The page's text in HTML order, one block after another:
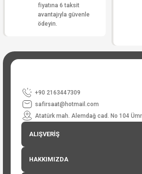
fiyatına 6 taksit
avantajıyla güvenle
ödeyin.
+90 2163447309
safirsaat@hotmail.com
Atatürk mah. Alemdağ cad. No 104
ALIŞVERİŞ
HAKKIMIZDA